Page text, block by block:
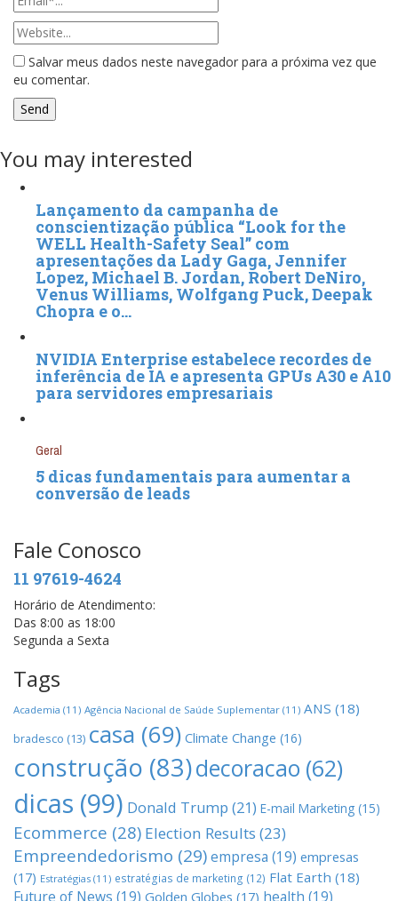
Salvar meus dados neste navegador para a próxima vez que
eu comentar.
You may interested
Lançamento da campanha de
conscientização pública “Look for the
WELL Health-Safety Seal” com
apresentações da Lady Gaga, Jennifer
Lopez, Michael B. Jordan, Robert DeNiro,
Venus Williams, Wolfgang Puck, Deepak
Chopra e o…
NVIDIA Enterprise estabelece recordes de
inferência de IA e apresenta GPUs A30 e A10
para servidores empresariais
Geral
5 dicas fundamentais para aumentar a
conversão de leads
Fale Conosco
11 97619-4624
Horário de Atendimento:
Das 8:00 as 18:00
Segunda a Sexta
Tags
Academia (11) Agência Nacional de Saúde Suplementar (11) ANS (18)
bradesco (13) casa (69) Climate Change (16)
construção (83)decoracao (62)
dicas (99) Donald Trump (21) E-mail Marketing (15)
Ecommerce (28) Election Results (23)
Empreendedorismo (29)empresa (19) empresas
(17) Estratégias (11) estratégias de marketing (12) Flat Earth (18)
Future of News (19) Golden Globes (17) health (19)